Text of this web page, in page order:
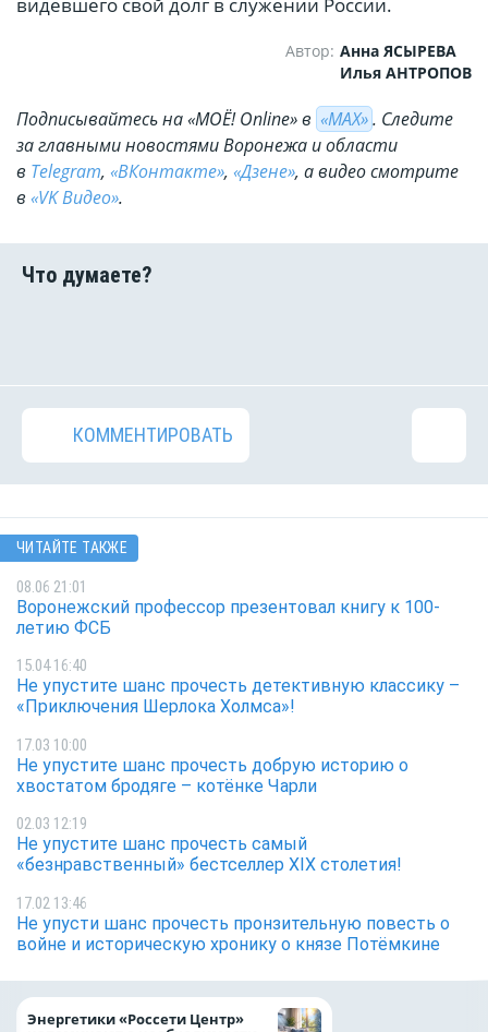
видевшего свой долг в служении России.
Автор: Анна ЯСЫРЕВА
Илья АНТРОПОВ
Подписывайтесь на «МОЁ! Online» в «МАХ». Cледите
за главными новостями Воронежа и области
в Telegram, «ВКонтакте», «Дзене», а видео смотрите
в «VK Видео».
КОММЕНТИРОВАТЬ
ЧИТАЙТЕ ТАКЖЕ
08.06 21:01
Воронежский профессор презентовал книгу к 100-
летию ФСБ
15.04 16:40
Не упустите шанс прочесть детективную классику –
«Приключения Шерлока Холмса»!
17.03 10:00
Не упустите шанс прочесть добрую историю о
хвостатом бродяге – котёнке Чарли
02.03 12:19
Не упустите шанс прочесть самый
«безнравственный» бестселлер XIX столетия!
17.02 13:46
Не упусти шанс прочесть пронзительную повесть о
войне и историческую хронику о князе Потёмкине
Энергетики «Россети Центр»